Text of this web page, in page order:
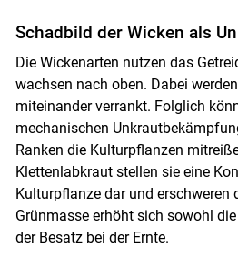
Schadbild der Wicken als
Die Wickenarten nutzen das
wachsen nach oben. Dabei
miteinander verrankt. Folglich
mechanischen
Ranken die Kulturpflanzen
Klettenlabkraut stellen sie eine
Kulturpflanze dar und erschweren
Grünmasse erhöht sich sowohl
der Besatz bei der Ernte.